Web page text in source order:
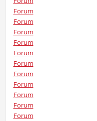
Forum
Forum
Forum
Forum
Forum
Forum
Forum
Forum
Forum
Forum
Forum